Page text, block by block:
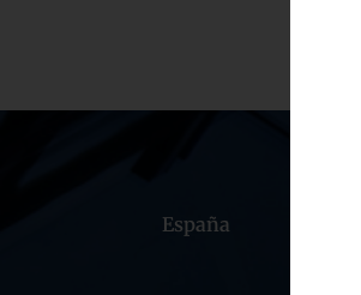
España